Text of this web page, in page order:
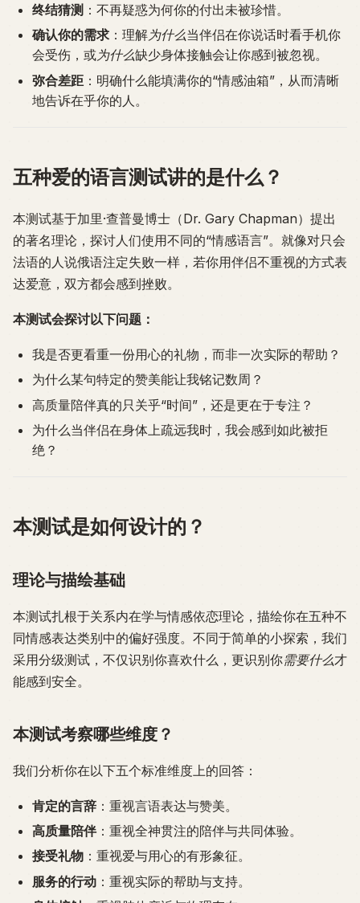
终结猜测 ：不再疑惑为何你的付出未被珍惜。
确认你的需求 ：理解为什么当伴侣在你说话时看手机你
会受伤，或为什么缺少身体接触会让你感到被忽视。
弥合差距 ：明确什么能填满你的“情感油箱”，从而清晰
地告诉在乎你的人。
五种爱的语言测试讲的是什么？
本测试基于加里·查普曼博士（Dr. Gary Chapman）提出
的著名理论，探讨人们使用不同的“情感语言”。就像对只会
法语的人说俄语注定失败一样，若你用伴侣不重视的方式表
达爱意，双方都会感到挫败。
本测试会探讨以下问题：
我是否更看重一份用心的礼物，而非一次实际的帮助？
为什么某句特定的赞美能让我铭记数周？
高质量陪伴真的只关乎“时间”，还是更在于专注？
为什么当伴侣在身体上疏远我时，我会感到如此被拒
绝？
本测试是如何设计的？
理论与描绘基础
本测试扎根于关系内在学与情感依恋理论，描绘你在五种不
同情感表达类别中的偏好强度。不同于简单的小探索，我们
采用分级测试，不仅识别你喜欢什么，更识别你需要什么才
能感到安全。
本测试考察哪些维度？
我们分析你在以下五个标准维度上的回答：
肯定的言辞 ：重视言语表达与赞美。
高质量陪伴 ：重视全神贯注的陪伴与共同体验。
接受礼物 ：重视爱与用心的有形象征。
服务的行动 ：重视实际的帮助与支持。